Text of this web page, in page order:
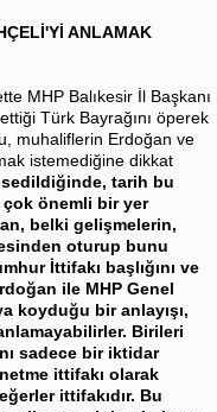
ANLAMAK
MHP Balıkesir İl Başkanı
Türk Bayrağını öperek
muhaliflerin Erdoğan ve
istemediğine dikkat
tarih bu
çok önemli bir yer
belki gelişmelerin,
oturup bunu
İttifakı başlığını ve
ile MHP Genel
koyduğu bir anlayışı,
Birileri
sadece bir iktidar
ittifakı olarak
ittifakıdır. Bu